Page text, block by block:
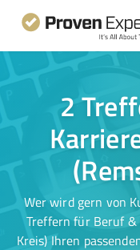
2
Wer wird gern von
Treffern für Beruf
Kreis) Ihren